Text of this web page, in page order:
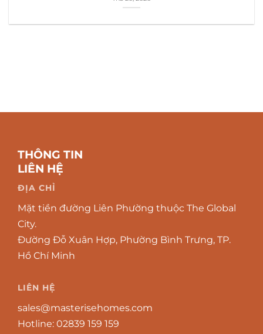
THÔNG TIN
LIÊN HỆ
ĐỊA CHỈ
Mặt tiền đường Liên Phường thuộc The Global
City.
Đường Đỗ Xuân Hợp, Phường Bình Trưng, TP.
Hồ Chí Minh
LIÊN HỆ
sales@masterisehomes.com
Hotline: 02839 159 159